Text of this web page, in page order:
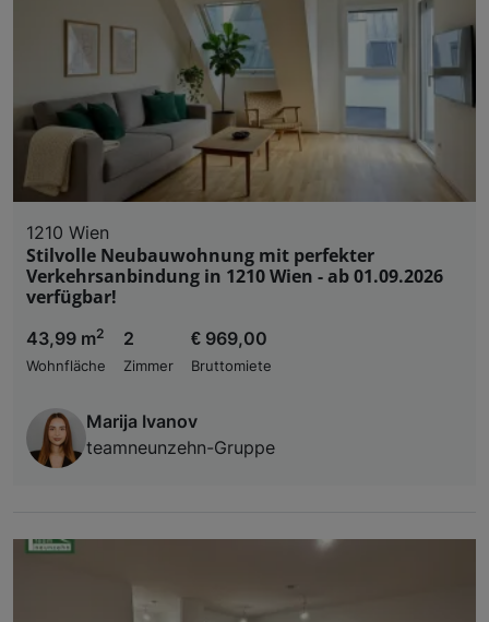
1210 Wien
Stilvolle Neubauwohnung mit perfekter
Verkehrsanbindung in 1210 Wien - ab 01.09.2026
verfügbar!
43,99 m2
Wohnfläche
2
Zimmer
€ 969,00
Bruttomiete
Marija Ivanov
teamneunzehn-Gruppe